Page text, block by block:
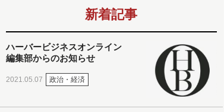
新着記事
ハーバービジネスオンライン
編集部からのお知らせ
2021.05.07 政治・経済